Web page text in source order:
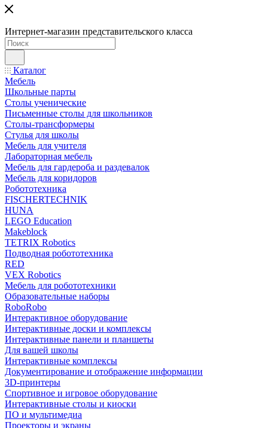
Интернет-магазин представительского класса
Каталог
Мебель
Школьные парты
Столы ученические
Письменные столы для школьников
Столы-трансформеры
Стулья для школы
Мебель для учителя
Лабораторная мебель
Мебель для гардероба и раздевалок
Мебель для коридоров
Робототехника
FISCHERTECHNIK
HUNA
LEGO Education
Makeblock
TETRIX Robotics
Подводная робототехника
RED
VEX Robotics
Мебель для робототехники
Образовательные наборы
RoboRobo
Интерактивное оборудование
Интерактивные доски и комплексы
Интерактивные панели и планшеты
Для вашей школы
Интерактивные комплексы
Документирование и отображение информации
3D-принтеры
Спортивное и игровое оборудование
Интерактивные столы и киоски
ПО и мультимедиа
Проекторы и экраны